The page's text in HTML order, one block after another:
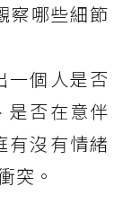
察哪些細節
一個人是否
是否在意伴
有沒有情緒
突。